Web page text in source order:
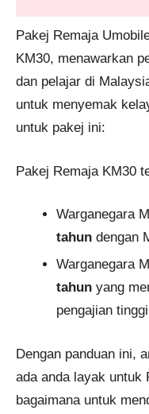
Pakej Remaja
KM30, menawarkan
dan pelajar di
untuk menyemak
untuk pakej ini:
Pakej Remaja KM30
Warganegara
tahun dengan
Warganegara
tahun yang
pengajian
Dengan panduan ini,
ada anda layak untuk
bagaimana untuk